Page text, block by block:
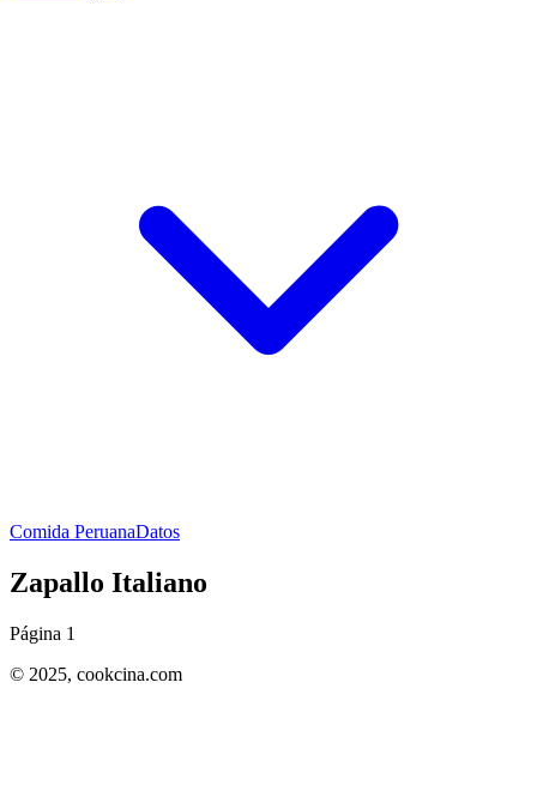
Comida PeruanaDatos
Zapallo Italiano
Página 1
© 2025, cookcina.com